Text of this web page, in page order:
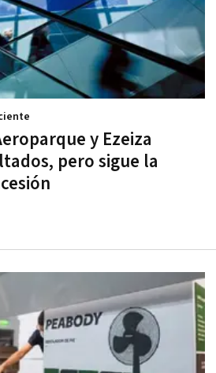
y Ezeiza
pero sigue la